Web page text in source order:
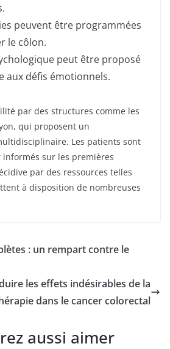
peuvent être programmées
le côlon.
peut être proposé
aux défis émotionnels.
par des structures comme les
qui proposent un
Les patients sont
informés sur les premières
par des ressources telles
à disposition de nombreuses
: un rempart contre le
les effets indésirables de la
dans le cancer colorectal
aussi aimer